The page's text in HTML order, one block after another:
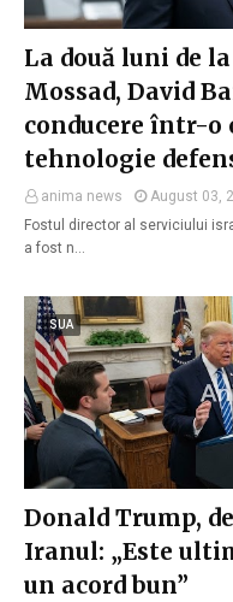
La două luni de
Mossad, David
conducere într-o
tehnologie
anima news
August 03,
Fostul director al serviciului
a fost n…
SUA
Donald Trump,
Iranul: „Este
un acord bun”